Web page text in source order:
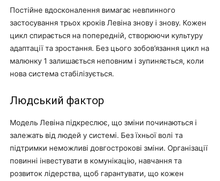
Постійне вдосконалення вимагає невпинного
застосування трьох кроків Левіна знову і знову. Кожен
цикл спирається на попередній, створюючи культуру
адаптації та зростання. Без цього зобов’язання цикл на
малюнку 1 залишається неповним і зупиняється, коли
нова система стабілізується.
Людський фактор
Модель Левіна підкреслює, що зміни починаються і
залежать від людей у системі. Без їхньої волі та
підтримки неможливі довгострокові зміни. Організації
повинні інвестувати в комунікацію, навчання та
розвиток лідерства, щоб гарантувати, що кожен